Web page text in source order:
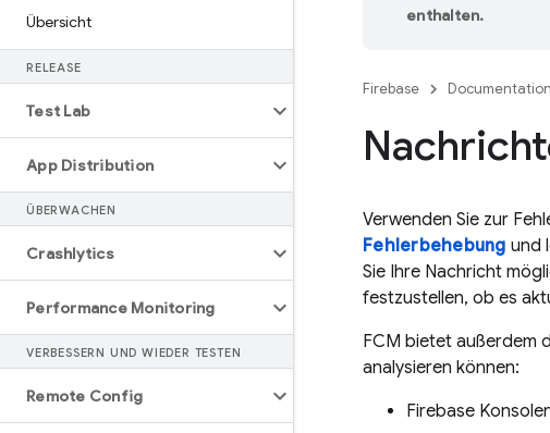
Übersicht
RELEASE
Test Lab
App Distribution
ÜBERWACHEN
Crashlytics
Performance Monitoring
VERBESSERN UND WIEDER TESTEN
Remote Config
enthalten.
Firebase Documentation
Verwenden Sie zur
Fehlerbehebung und
Sie Ihre Nachricht
festzustellen, ob es
FCM bietet außerdem
analysieren können:
Firebase